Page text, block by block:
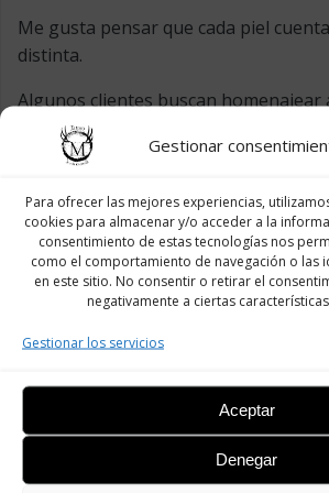
Gestionar
Para ofrecer las mejores experiencias,
cookies para almacenar y/o acceder a la
consentimiento de estas tecnologías nos
como el comportamiento de navegación o las
en este sitio. No consentir o retirar el
negativamente a ciertas
Gestionar los servicios
Aceptar
Denegar
Me gusta pensar que cada piel
distinta.
Algunos clientes buscan
marcar un cambio importante, y
expresarse a través del arte.
Sea cual sea el motivo,mi trabajo
historia en algo que te acompañe
que siga teniendo sentido dentro de
cuando todas las modas hayan
MI CONSEJO
Si estás pensando en tatuarte,elige
represente.
No lo hagas porque lo lleva otro, ni